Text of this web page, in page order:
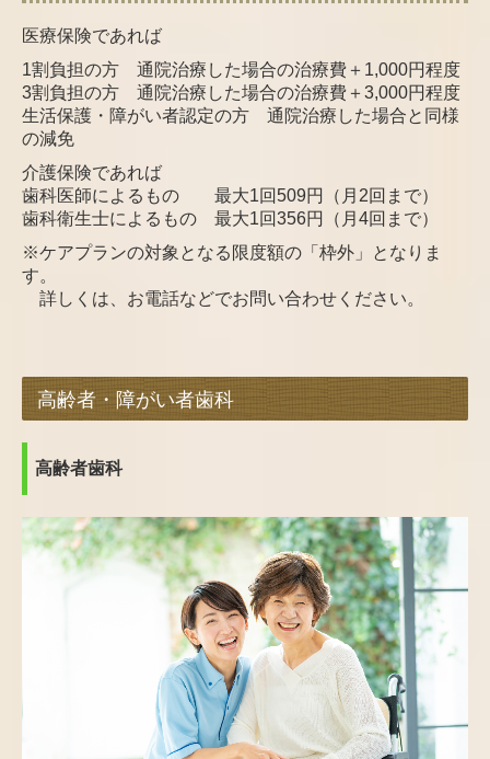
医療保険であれば
1割負担の方 通院治療した場合の治療費＋1,000円程度
3割負担の方 通院治療した場合の治療費＋3,000円程度
生活保護・障がい者認定の方 通院治療した場合と同様
の減免
介護保険であれば
歯科医師によるもの 最大1回509円（月2回まで）
歯科衛生士によるもの 最大1回356円（月4回まで）
※ケアプランの対象となる限度額の「枠外」となりま
す。
詳しくは、お電話などでお問い合わせください。
高齢者・障がい者歯科
高齢者歯科